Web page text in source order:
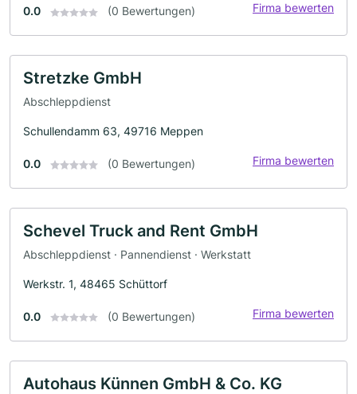
0.0 (0 Bewertungen) Firma bewerten
Stretzke GmbH
Abschleppdienst
Schullendamm 63, 49716 Meppen
0.0 (0 Bewertungen) Firma bewerten
Schevel Truck and Rent GmbH
Abschleppdienst · Pannendienst · Werkstatt
Werkstr. 1, 48465 Schüttorf
0.0 (0 Bewertungen) Firma bewerten
Autohaus Künnen GmbH & Co. KG